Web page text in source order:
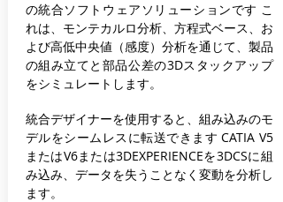
の統合ソフトウェアソリューションです こ
れは、モンテカルロ分析、方程式ベース、お
よび高低中央値（感度）分析を通じて、製品
の組み立てと部品公差の3Dスタックアップ
をシミュレートします。
統合デザイナーを使用すると、組み込みのモ
デルをシームレスに転送できます CATIA V5
またはV6または3DEXPERIENCEを3DCSに組
み込み、データを失うことなく変動を分析し
ます。